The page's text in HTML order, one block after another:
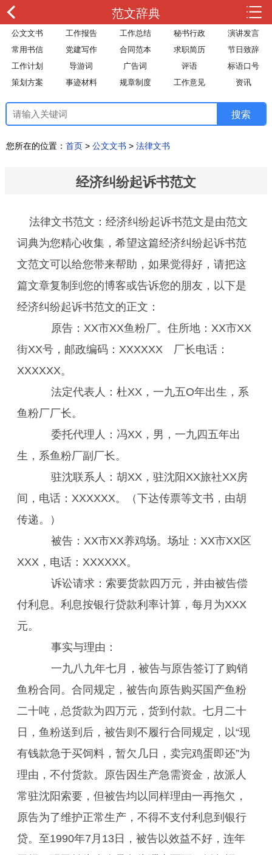
范文辞典
公文文书 工作报告 工作总结 秘书行政
演讲发言
常用书信
党建写作 合同范本 求职简历
节日致辞
工作计划
导游词 广告词 评语
标语口号
策划方案
事迹材料 规章制度 工作意见 资讯
您所在的位置： 首页 > 公文文书 > 法律文书
经济纠纷起诉书范文
法律文书范文：经济纠纷起诉书范文是由范文
词典为您精心收集，希望这篇经济纠纷起诉书范
文范文可以给您带来帮助，如果觉得好，请把这
篇文章复制到您的博客或告诉您的朋友，以下是
经济纠纷起诉书范文的正文：
原告：XX市XX鱼粉厂。住所地：XX市XX
街XX号，邮政编码：XXXXXX 厂长电话：
XXXXXX。
法定代表人：杜XX，一九五O年出生，系
鱼粉厂厂长。
委托代理人：冯XX，男，一九四五年出
生，系鱼粉厂副厂长。
驻沈联系人：胡XX，驻沈阳XX旅社XX房
间，电话：XXXXXX。（下达传票等文书，由胡
传递。）
被告：XX市XX养鸡场。场址：XX市XX区
XXX，电话：XXXXXX。
诉讼请求：索要货款四万元，并由被告偿
付利息。利息按银行贷款利率计算，每月为XXX
元。
事实与理由：
一九八九年七月，被告与原告签订了购销
鱼粉合同。合同规定，被告向原告购买国产鱼粉
二十吨，总货款为四万元，货到付款。七月二十
日，鱼粉送到后，被告则不履行合同规定，以“现
有钱款急于买饲料，暂欠几日，卖完鸡蛋即还”为
理由，不付货款。原告因生产急需资金，故派人
常驻沈阳索要，但被告均以同样理由一再拖欠，
原告为了维护正常生产，不得不支付利息到银行
贷。至1990年7月13日，被告以效益不好，连年